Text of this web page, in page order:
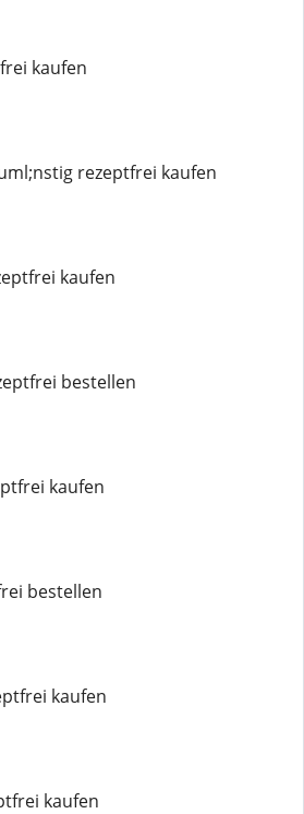
kaufen
rezeptfrei kaufen
kaufen
bestellen
kaufen
bestellen
kaufen
kaufen